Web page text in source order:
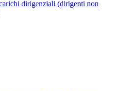
dirigenziali (dirigenti non